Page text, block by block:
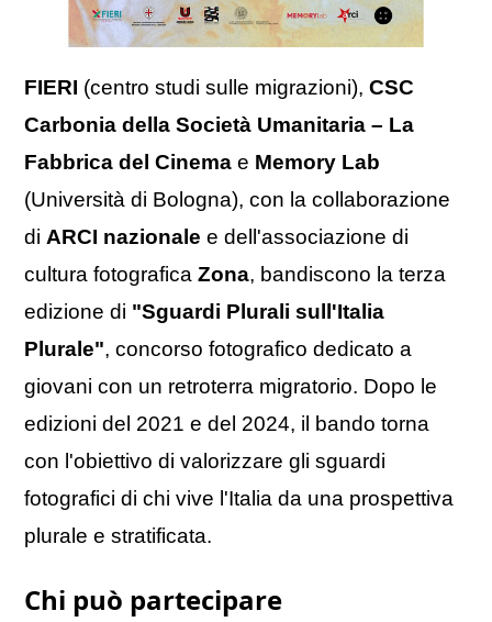
FIERI (centro studi sulle migrazioni), CSC
Carbonia della Società Umanitaria – La
Fabbrica del Cinema e Memory Lab
(Università di Bologna), con la collaborazione
di ARCI nazionale e dell'associazione di
cultura fotografica Zona, bandiscono la terza
edizione di "Sguardi Plurali sull'Italia
Plurale", concorso fotografico dedicato a
giovani con un retroterra migratorio. Dopo le
edizioni del 2021 e del 2024, il bando torna
con l'obiettivo di valorizzare gli sguardi
fotografici di chi vive l'Italia da una prospettiva
plurale e stratificata.
Chi può partecipare